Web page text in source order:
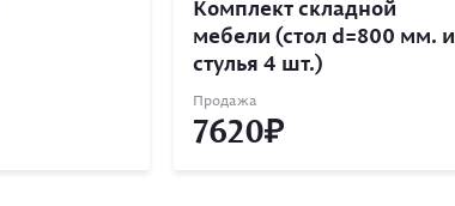
Комплект складной
мебели (стол d=800 мм. и
стулья 4 шт.)
Продажа
7620